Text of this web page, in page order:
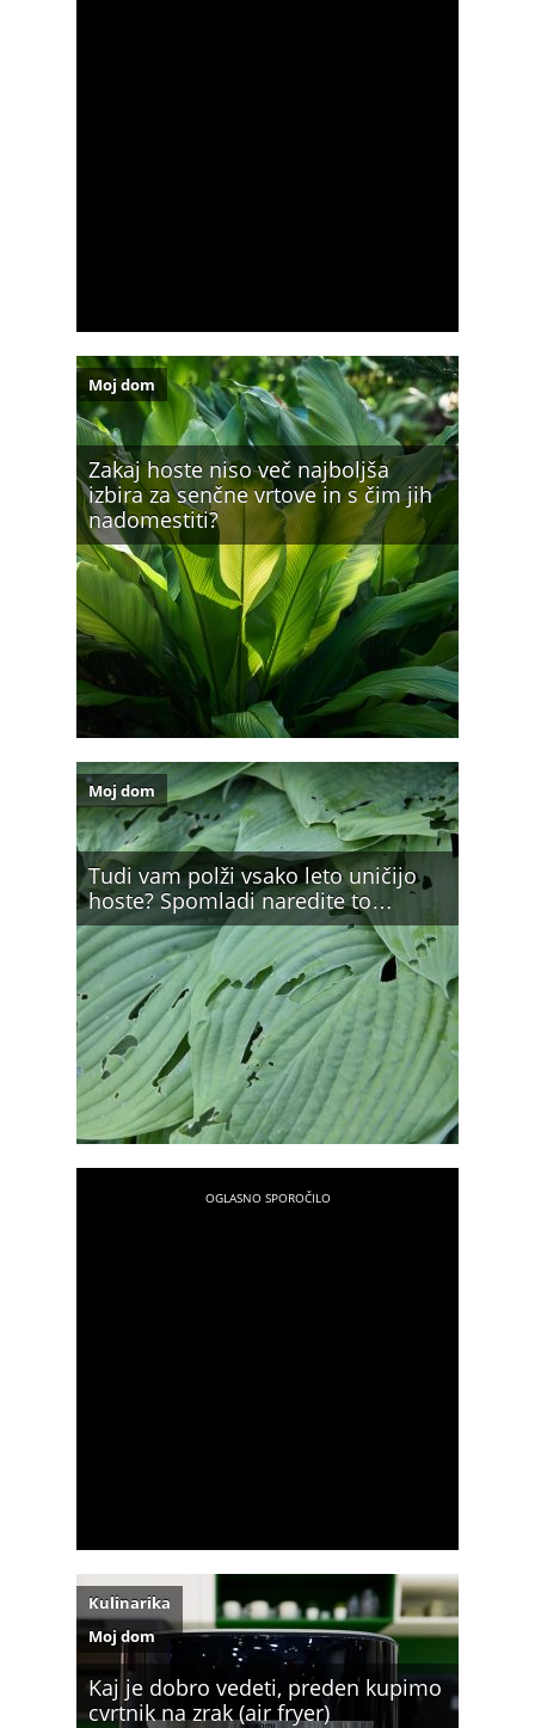
Zakaj hoste niso več najboljša
izbira za senčne vrtove in s čim jih
nadomestiti?
Moj dom
Tudi vam polži vsako leto uničijo
hoste? Spomladi naredite to…
Moj dom
Kaj je dobro vedeti, preden kupimo
cvrtnik na zrak (air fryer)
Kulinarika
Moj dom